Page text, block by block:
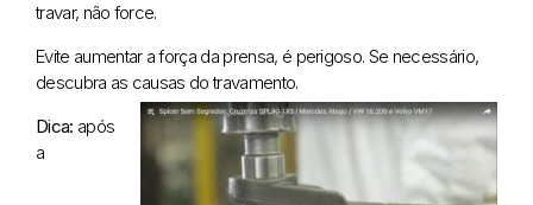
travar, não force.
Evite aumentar a força da prensa, é perigoso. Se necessário,
descubra as causas do travamento.
Dica: após
a